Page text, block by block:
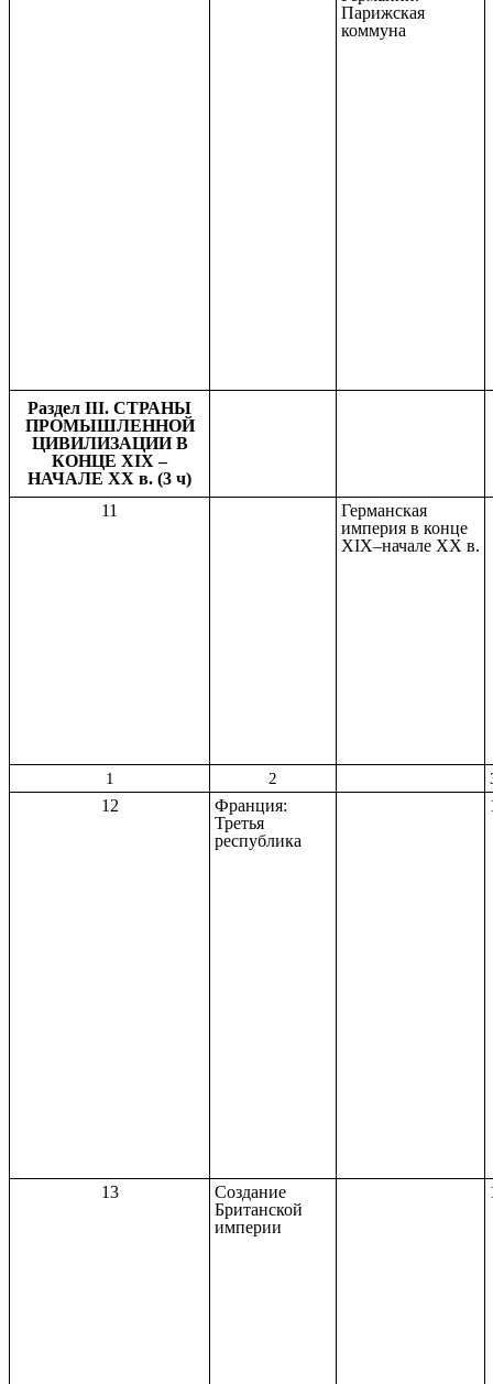
Парижская
коммуна
Раздел III. СТРАНЫ
ПРОМЫШЛЕННОЙ
ЦИВИЛИЗАЦИИ В
КОНЦЕ XIX –
НАЧАЛЕ XX в. (3 ч)
11
Германская
империя в конце
XIX–начале XX в.
1 2
12
Франция:
Третья
республика
13
Создание
Британской
империи